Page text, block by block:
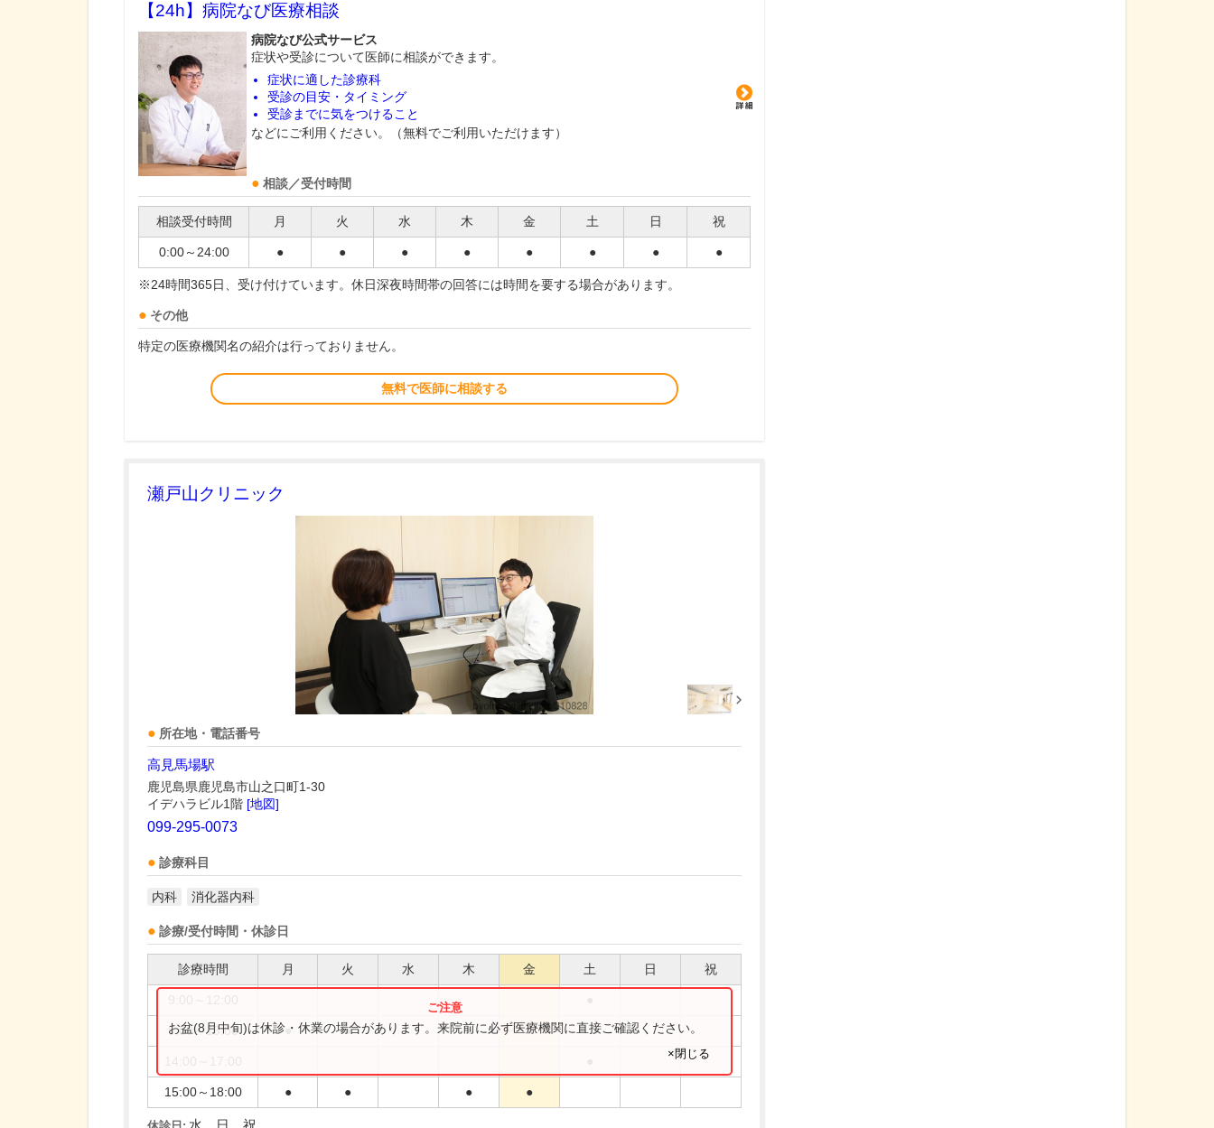
【24h】 病院なび医療相談
病院なび公式サービス
症状や受診について医師に相談ができます。
症状に適した診療科
受診の目安・タイミング
受診までに気をつけること
などにご利用ください。（無料でご利用いただけます）
相談／受付時間
相談受付時間 月 火 水 木 金 土 日 祝
0:00～24:00 ● ● ● ● ● ● ● ●
※24時間365日、受け付けています。休日深夜時間帯の回答には時間を要する場合があります。
その他
特定の医療機関名の紹介は行っておりません。
無料で医師に相談する
瀬戸山クリニック
所在地・電話番号
高見馬場駅
鹿児島県鹿児島市山之口町1-30
イデハラビル1階 [地図]
099-295-0073
診療科目
内科 消化器内科
診療/受付時間・休診日
診療時間 月 火 水 木 金 土 日 祝
9:00～13:00 ● ● ● ●
15:00～18:00 ● ● ● ●
お盆(8月中旬)は休診・休業の場合があります。来院前に必ず医療機関に直接ご確認ください。
×閉じる